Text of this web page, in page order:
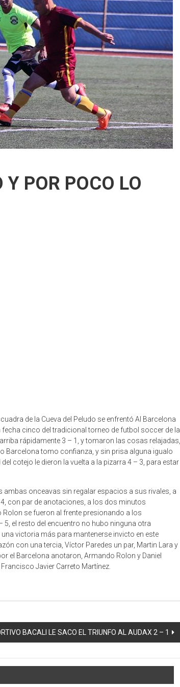
POR POCO LO
de la Cueva del Peludo se enfrentó Al Barcelona
cinco del tradicional torneo de futbol soccer de la
rápidamente 3 – 1, y tomaron las cosas relajadas,
Barcelona tomo confianza, y sin prisa alguna igualo
cotejo le dieron la vuelta a la pizarra 4 – 3, para estar
onceavas sin regalar espacios a sus rivales, a
con par de anotaciones, a los dos minutos
se fueron al frente presionando a los
el resto del encuentro no hubo ninguna otra
victoria más para mantenerse invicto en este
con una tercia, Víctor Paredes un par, Martin Lara y
el Barcelona anotaron, Armando Rolon y Daniel
Javier Carreto Martínez.
BACALI LE SACO EL TRIUNFO AL AUDAX 2 – 1